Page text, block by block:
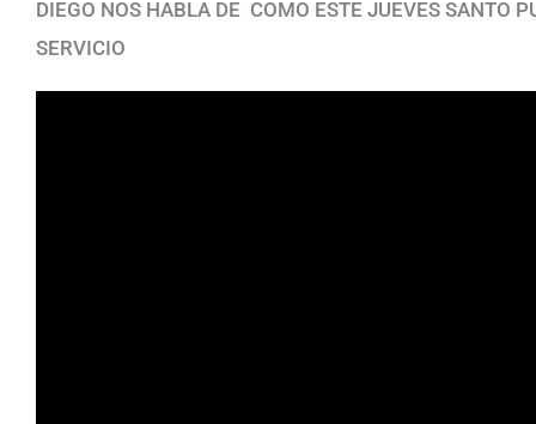
DIEGO NOS HABLA DE COMO ESTE JUEVES SANTO
SERVICIO